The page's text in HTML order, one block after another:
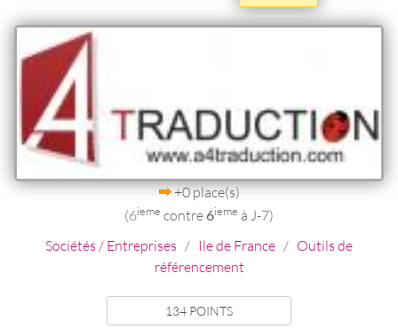
+0 place(s)
(6ieme contre 6ieme à J-7)
Sociétés / Entreprises / Ile de France / Outils de
référencement
134 POINTS